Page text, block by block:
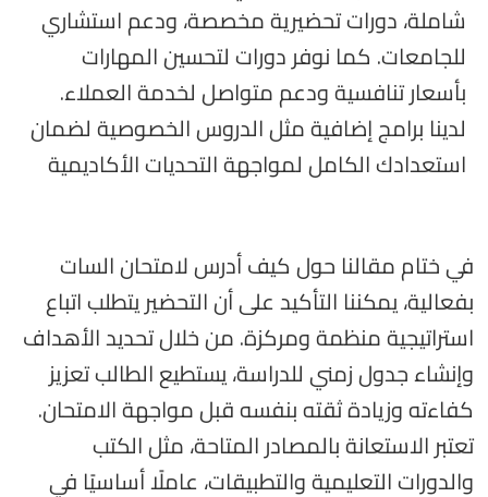
شاملة، دورات تحضيرية مخصصة، ودعم استشاري
للجامعات. كما نوفر دورات لتحسين المهارات
بأسعار تنافسية ودعم متواصل لخدمة العملاء.
لدينا برامج إضافية مثل الدروس الخصوصية لضمان
استعدادك الكامل لمواجهة التحديات الأكاديمية
في ختام مقالنا حول كيف أدرس لامتحان السات
بفعالية، يمكننا التأكيد على أن التحضير يتطلب اتباع
استراتيجية منظمة ومركزة. من خلال تحديد الأهداف
وإنشاء جدول زمني للدراسة، يستطيع الطالب تعزيز
كفاءته وزيادة ثقته بنفسه قبل مواجهة الامتحان.
تعتبر الاستعانة بالمصادر المتاحة، مثل الكتب
والدورات التعليمية والتطبيقات، عاملًا أساسيًا في